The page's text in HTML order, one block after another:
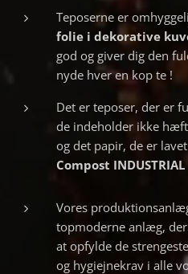
Teposerne er
folie i dekorative
god og giver dig den
nyde hver en kop te !
Det er teposer, der er
de indeholder ikke
og det papir, de er
Compost INDUSTRIAL
Vores
topmoderne anlæg,
at opfylde de
og hygiejnekrav i alle